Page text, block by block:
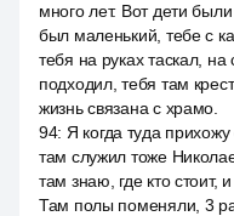
много лет. Вот дети
был маленький, тебе с
тебя на руках таскал,
подходил, тебя там
жизнь связана с храмо.
94: Я когда туда
там служил тоже
там знаю, где кто стоит,
Там полы поменяли, 3